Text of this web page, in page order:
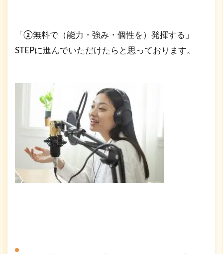
「②無料で（能力・強み・個性を）発揮する」
STEPに進んでいただけたらと思っております。